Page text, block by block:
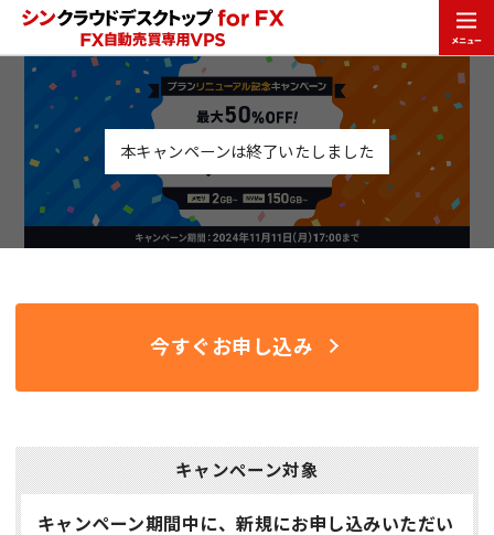
本キャンペーンは終了いたしました
今すぐお申し込み
キャンペーン対象
キャンペーン期間中に、新規にお申し込みいただい